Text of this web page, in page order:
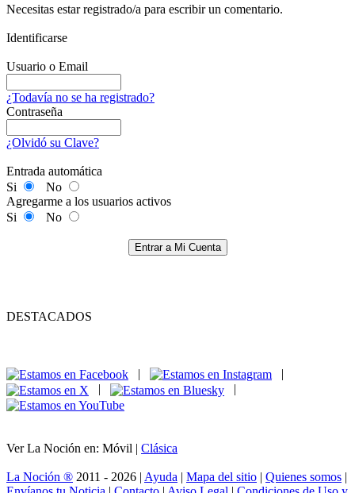
Necesitas estar registrado/a para escribir un comentario.
Identificarse
Usuario o Email
¿Todavía no se ha registrado?
Contraseña
¿Olvidó su Clave?
Entrada automática
Si
No
Agregarme a los usuarios activos
Si
No
Entrar a Mi Cuenta
DESTACADOS
|
|
|
|
Ver La Noción en: Móvil | Clásica
La Noción ® 2011 - 2026 | Ayuda | Mapa del sitio | Quienes somos |